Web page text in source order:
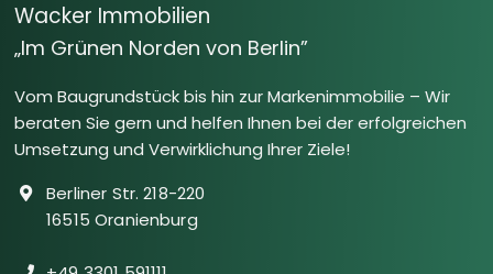
Wacker Immobilien
„Im Grünen Norden von Berlin”
Vom Baugrundstück bis hin zur Markenimmobilie – Wir
beraten Sie gern und helfen Ihnen bei der erfolgreichen
Umsetzung und Verwirklichung Ihrer Ziele!
Berliner Str. 218-220
16515 Oranienburg